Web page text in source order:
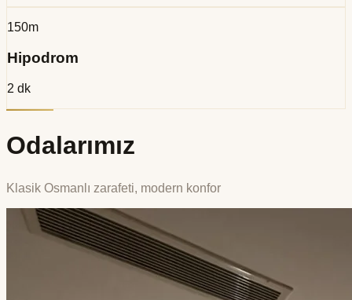
150m
Hipodrom
2 dk
Odalarımız
Klasik Osmanlı zarafeti, modern konfor